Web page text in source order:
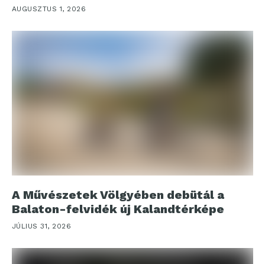
AUGUSZTUS 1, 2026
A Művészetek Völgyében debütál a
Balaton-felvidék új Kalandtérképe
JÚLIUS 31, 2026